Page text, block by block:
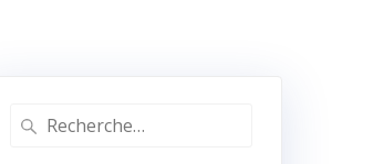
Recherche
pour